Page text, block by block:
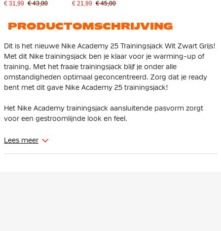
Grijs Wit
€ 31,99 € 43,00 Zwart Grijs Wit
€ 21,99 € 45,00
PRODUCTOMSCHRIJVING
Dit is het nieuwe Nike Academy 25 Trainingsjack Wit Zwart Grijs!
Met dit Nike trainingsjack ben je klaar voor je warming-up of
training. Met het fraaie trainingsjack blijf je onder alle
omstandigheden optimaal geconcentreerd. Zorg dat je ready
bent met dit gave Nike Academy 25 trainingsjack!
Het Nike Academy trainingsjack aansluitende pasvorm zorgt
voor een gestroomlijnde look en feel.
Het Nike Academy trainingsjack heeft een volledige ritssluiting
Lees meer